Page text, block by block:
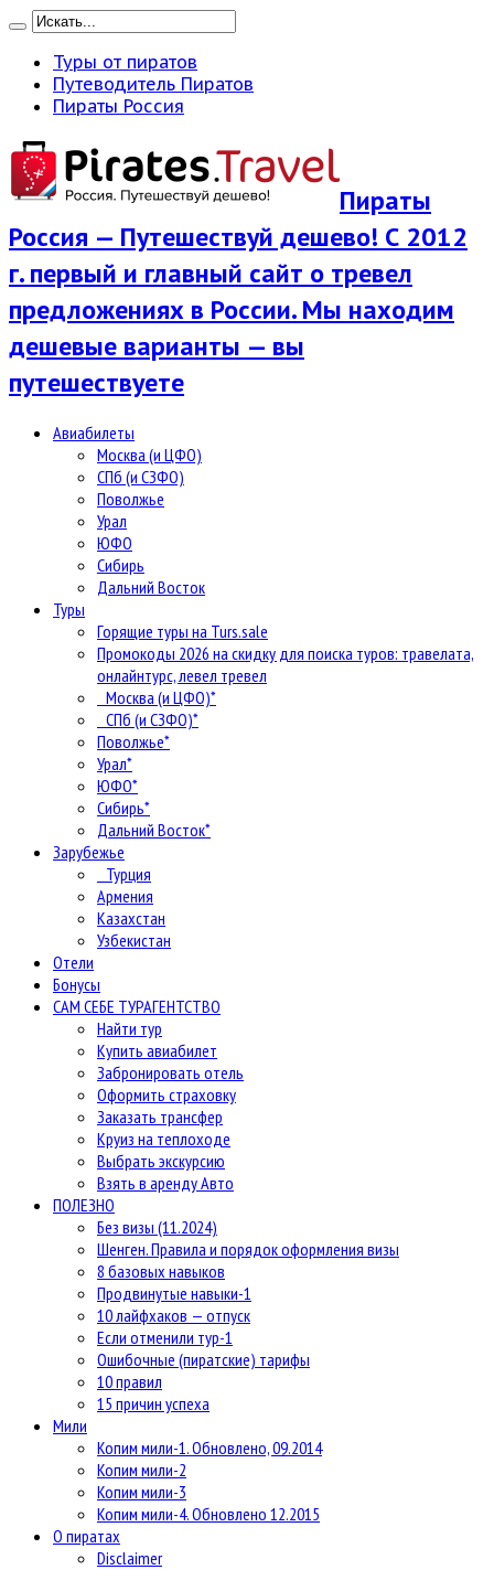
Туры от пиратов
Путеводитель Пиратов
Пираты Россия
Пираты
Россия — Путешествуй дешево! С 2012
г. первый и главный сайт о тревел
предложениях в России. Мы находим
дешевые варианты — вы
путешествуете
Авиабилеты
Москва (и ЦФО)
СПб (и СЗФО)
Поволжье
Урал
ЮФО
Сибирь
Дальний Восток
Туры
Горящие туры на Turs.sale
Промокоды 2026 на скидку для поиска туров: травелата,
онлайнтурс, левел тревел
Москва (и ЦФО)*
СПб (и СЗФО)*
Поволжье*
Урал*
ЮФО*
Сибирь*
Дальний Восток*
Зарубежье
Турция
Армения
Казахстан
Узбекистан
Отели
Бонусы
САМ СЕБЕ ТУРАГЕНТСТВО
Найти тур
Купить авиабилет
Забронировать отель
Оформить страховку
Заказать трансфер
Круиз на теплоходе
Выбрать экскурсию
Взять в аренду Авто
ПОЛЕЗНО
Без визы (11.2024)
Шенген. Правила и порядок оформления визы
8 базовых навыков
Продвинутые навыки-1
10 лайфхаков — отпуск
Если отменили тур-1
Ошибочные (пиратские) тарифы
10 правил
15 причин успеха
Мили
Копим мили-1. Обновлено, 09.2014
Копим мили-2
Копим мили-3
Копим мили-4. Обновлено 12.2015
О пиратах
Disclaimer